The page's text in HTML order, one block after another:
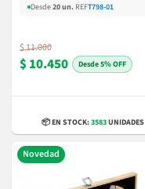
Desde20 un. REFT798-01
$ 11.000
$ 10.450 5% OFF
📦 EN STOCK:3583UNIDADES
Novedad